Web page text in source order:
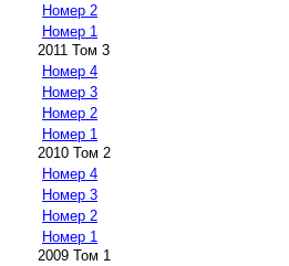
Номер 2
Номер 1
2011 Том 3
Номер 4
Номер 3
Номер 2
Номер 1
2010 Том 2
Номер 4
Номер 3
Номер 2
Номер 1
2009 Том 1